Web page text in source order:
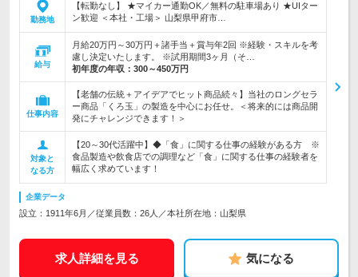
勤務地
【転勤なし】 ★マイカー通勤OK／無料の駐車場あり ★UIター
ン歓迎 ＜本社・工場＞ 山梨県甲府市…
給与
月給20万円～30万円＋諸手当＋賞与年2回 ※経験・スキルを考
慮し決定いたします。 ※試用期間3ヶ月（そ…
初年度の年収： 300～450万円
仕事内容
【老舗の伝統＋アイデアでヒット商品続々】当社のロングセラ
ー商品「くろ玉」の製造を中心にお任せ。＜将来的には商品開
発にチャレンジできます！＞
対象と
なる方
【20～30代活躍中】◆「食」に関する仕事の経験がある方 ※
食品製造や飲食店での調理など「食」に関する仕事の経験者を
幅広く求めています！
企業データ
設立：1911年6月／従業員数：26人／本社所在地：山梨県
求人詳細を見る 気になる